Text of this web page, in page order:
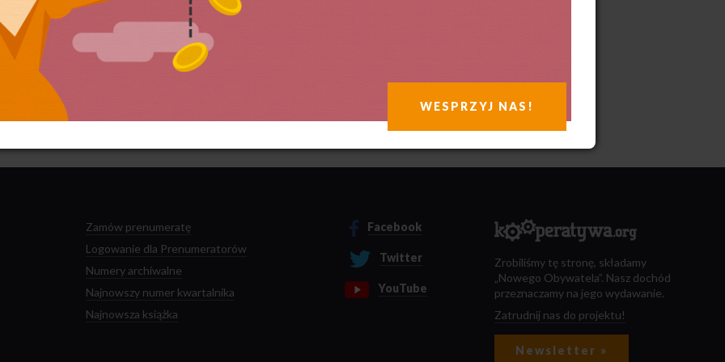
są dane Twoich komentarzy.
Zamów prenumeratę
Logowanie dla Prenumeratorów
Numery archiwalne
Najnowszy numer kwartalnika
Najnowsza książka
Facebook
Twitter
YouTube
Zrobiliśmy tę stronę, składamy
„Nowego Obywatela”. Nasz dochód
przeznaczamy na jego wydawanie.
Zatrudnij nas do projektu!
Newsletter »
WESPRZYJ NAS!